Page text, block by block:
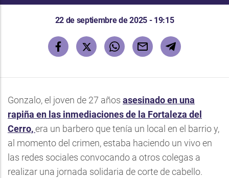
22 de septiembre de 2025 - 19:15
Gonzalo, el joven de 27 años asesinado en una
rapiña en las inmediaciones de la Fortaleza del
Cerro,era un barbero que tenía un local en el barrio y,
al momento del crimen, estaba haciendo un vivo en
las redes sociales convocando a otros colegas a
realizar una jornada solidaria de corte de cabello.